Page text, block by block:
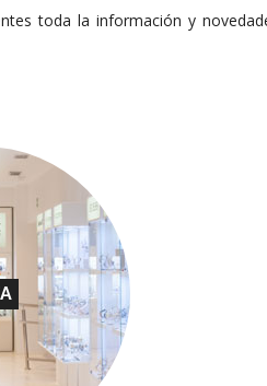
toda la información y